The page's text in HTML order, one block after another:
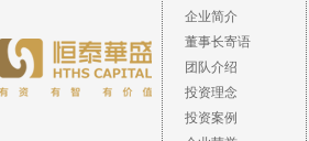
企业简介
董事长寄语
团队介绍
投资理念
投资案例